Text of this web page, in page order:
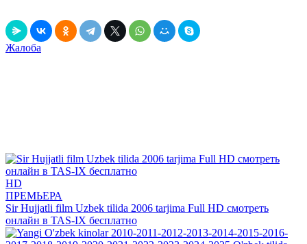
Жалоба
HD
ПРЕМЬЕРА
Sir Hujjatli film Uzbek tilida 2006 tarjima Full HD смотреть
онлайн в TAS-IX бесплатно